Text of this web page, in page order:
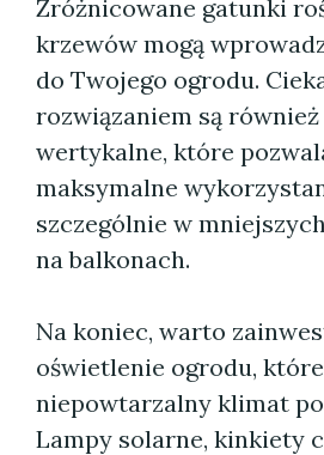
Zróżnicowane gatunki
krzewów mogą
do Twojego ogrodu.
rozwiązaniem są
wertykalne, które
maksymalne
szczególnie w
na balkonach.
Na koniec, warto
oświetlenie ogrodu,
niepowtarzalny klimat
Lampy solarne, kinkiety